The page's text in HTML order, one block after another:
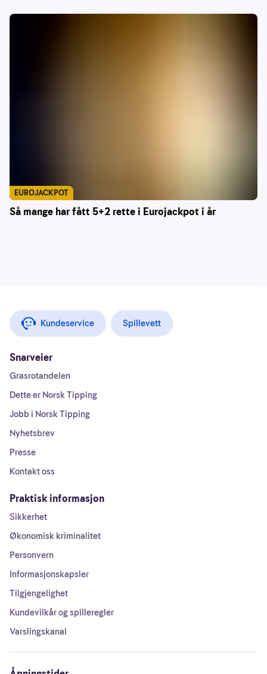
Så mange har fått 5+2 rette i Eurojackpot i år
EUROJACKPOT
Kundeservice Spillevett
Snarveier
Grasrotandelen
Dette er Norsk Tipping
Jobb i Norsk Tipping
Nyhetsbrev
Presse
Kontakt oss
Praktisk informasjon
Sikkerhet
Økonomisk kriminalitet
Personvern
Informasjonskapsler
Tilgjengelighet
Kundevilkår og spilleregler
Varslingskanal